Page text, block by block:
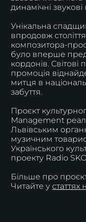
динамічні
Унікальна
впродовж
композитора-
було вперше
кордонів. Світові
промоція
митця в
забуття.
Проєкт
Management
Львівським
музичним
Українського
проекту Radio
Більше про
Читайте у статтях